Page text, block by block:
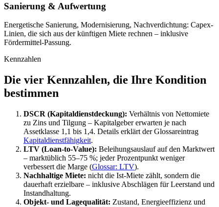
Sanierung & Aufwertung
Energetische Sanierung, Modernisierung, Nachverdichtung: Capex-
Linien, die sich aus der künftigen Miete rechnen – inklusive
Fördermittel-Passung.
Kennzahlen
Die vier Kennzahlen, die Ihre Kondition
bestimmen
DSCR (Kapitaldienstdeckung): Verhältnis von Nettomiete
zu Zins und Tilgung – Kapitalgeber erwarten je nach
Assetklasse 1,1 bis 1,4. Details erklärt der Glossareintrag
Kapitaldienstfähigkeit.
LTV (Loan-to-Value): Beleihungsauslauf auf den Marktwert
– marktüblich 55–75 %; jeder Prozentpunkt weniger
verbessert die Marge (Glossar: LTV).
Nachhaltige Miete: nicht die Ist-Miete zählt, sondern die
dauerhaft erzielbare – inklusive Abschlägen für Leerstand und
Instandhaltung.
Objekt- und Lagequalität: Zustand, Energieeffizienz und